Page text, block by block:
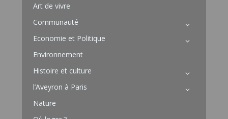
Art de vivre
Communauté
Economie et Politique
Environnement
Histoire et culture
l’Aveyron à Paris
Nature